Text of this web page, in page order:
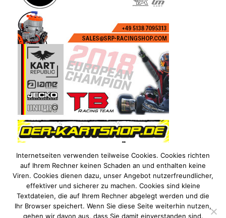
Internetseiten verwenden teilweise Cookies. Cookies richten
auf Ihrem Rechner keinen Schaden an und enthalten keine
Viren. Cookies dienen dazu, unser Angebot nutzerfreundlicher,
effektiver und sicherer zu machen. Cookies sind kleine
Textdateien, die auf Ihrem Rechner abgelegt werden und die
Ihr Browser speichert. Wenn Sie diese Seite weiterhin nutzen,
gehen wir davon aus, dass Sie damit einverstanden sind.